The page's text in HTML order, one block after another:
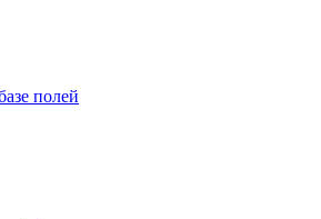
полей